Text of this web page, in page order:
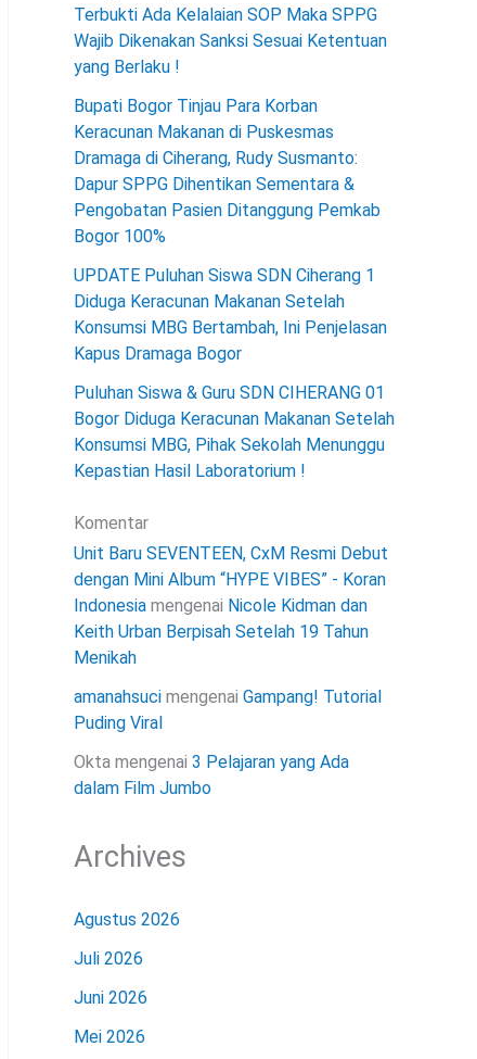
Terbukti Ada Kelalaian SOP Maka SPPG
Wajib Dikenakan Sanksi Sesuai Ketentuan
yang Berlaku !
Bupati Bogor Tinjau Para Korban
Keracunan Makanan di Puskesmas
Dramaga di Ciherang, Rudy Susmanto:
Dapur SPPG Dihentikan Sementara &
Pengobatan Pasien Ditanggung Pemkab
Bogor 100%
UPDATE Puluhan Siswa SDN Ciherang 1
Diduga Keracunan Makanan Setelah
Konsumsi MBG Bertambah, Ini Penjelasan
Kapus Dramaga Bogor
Puluhan Siswa & Guru SDN CIHERANG 01
Bogor Diduga Keracunan Makanan Setelah
Konsumsi MBG, Pihak Sekolah Menunggu
Kepastian Hasil Laboratorium !
Komentar
Unit Baru SEVENTEEN, CxM Resmi Debut
dengan Mini Album “HYPE VIBES” - Koran
Indonesia mengenai Nicole Kidman dan
Keith Urban Berpisah Setelah 19 Tahun
Menikah
amanahsuci mengenai Gampang! Tutorial
Puding Viral
Okta mengenai 3 Pelajaran yang Ada
dalam Film Jumbo
Archives
Agustus 2026
Juli 2026
Juni 2026
Mei 2026